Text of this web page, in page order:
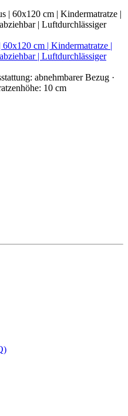
cm | Kindermatratze |
| Luftdurchlässiger
abnehmbarer Bezug ·
10 cm